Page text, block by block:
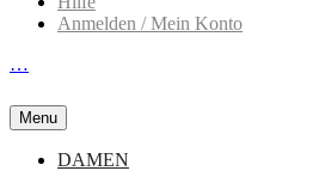
Anmelden / Mein Konto
…
Menu
DAMEN